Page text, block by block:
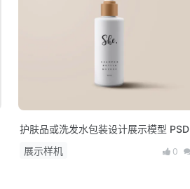
护肤品或洗发水包装设计展示模型 PSD
展示样机
0